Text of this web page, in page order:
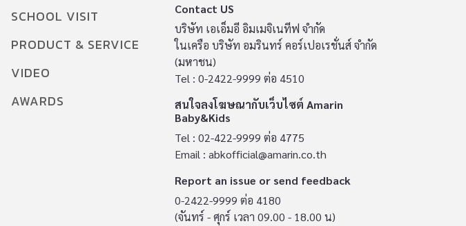
SCHOOL VISIT
PRODUCT & SERVICE
VIDEO
AWARDS
Contact US
บริษัท เอเอ็มอี อิมเมจิเนทีฟ จำกัด
ในเครือ บริษัท อมรินทร์ คอร์เปอเรชั่นส์ จำกัด
(มหาชน)
Tel : 0-2422-9999 ต่อ 4510
สนใจลงโฆษณากับเว็บไซต์ Amarin
Baby&Kids
Tel : 02-422-9999 ต่อ 4775
Email : abkofficial@amarin.co.th
Report an issue or send feedback
0-2422-9999 ต่อ 4180
(จันทร์ - ศุกร์ เวลา 09.00 - 18.00 น)